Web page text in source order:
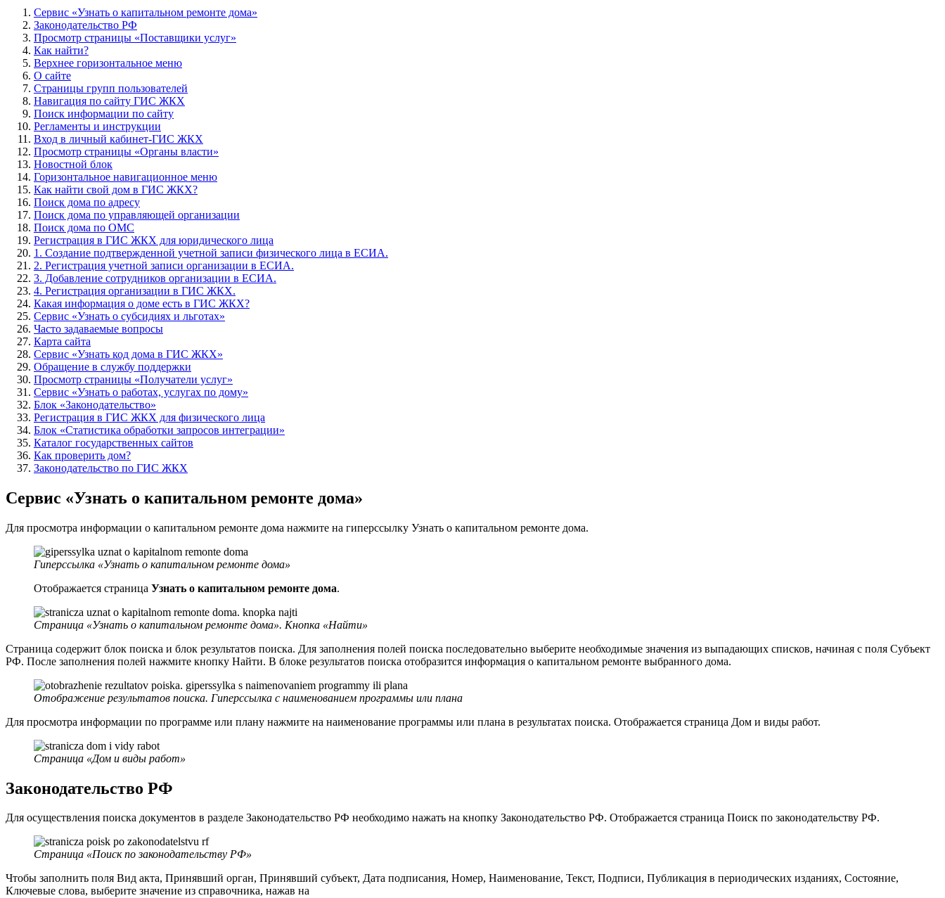
Сервис «Узнать о капитальном ремонте дома»
Законодательство РФ
Просмотр страницы «Поставщики услуг»
Как найти?
Верхнее горизонтальное меню
О сайте
Страницы групп пользователей
Навигация по сайту ГИС ЖКХ
Поиск информации по сайту
Регламенты и инструкции
Вход в личный кабинет-ГИС ЖКХ
Просмотр страницы «Органы власти»
Новостной блок
Горизонтальное навигационное меню
Как найти свой дом в ГИС ЖКХ?
Поиск дома по адресу
Поиск дома по управляющей организации
Поиск дома по ОМС
Регистрация в ГИС ЖКХ для юридического лица
1. Создание подтвержденной учетной записи физического лица в ЕСИА.
2. Регистрация учетной записи организации в ЕСИА.
3. Добавление сотрудников организации в ЕСИА.
4. Регистрация организации в ГИС ЖКХ.
Какая информация о доме есть в ГИС ЖКХ?
Сервис «Узнать о субсидиях и льготах»
Часто задаваемые вопросы
Карта сайта
Сервис «Узнать код дома в ГИС ЖКХ»
Обращение в службу поддержки
Просмотр страницы «Получатели услуг»
Сервис «Узнать о работах, услугах по дому»
Блок «Законодательство»
Регистрация в ГИС ЖКХ для физического лица
Блок «Статистика обработки запросов интеграции»
Каталог государственных сайтов
Как проверить дом?
Законодательство по ГИС ЖКХ
Сервис «Узнать о капитальном ремонте дома»
Для просмотра информации о капитальном ремонте дома нажмите на гиперссылку Узнать о капитальном ремонте дома.
Гиперссылка «Узнать о капитальном ремонте дома»
Отображается страница Узнать о капитальном ремонте дома.
Страница «Узнать о капитальном ремонте дома». Кнопка «Найти»
Страница содержит блок поиска и блок результатов поиска. Для заполнения полей поиска последовательно выберите необходимые значения из выпадающих списков, начиная с поля Субъект
РФ. После заполнения полей нажмите кнопку Найти. В блоке результатов поиска отобразится информация о капитальном ремонте выбранного дома.
Отображение результатов поиска. Гиперссылка с наименованием программы или плана
Для просмотра информации по программе или плану нажмите на наименование программы или плана в результатах поиска. Отображается страница Дом и виды работ.
Страница «Дом и виды работ»
Законодательство РФ
Для осуществления поиска документов в разделе Законодательство РФ необходимо нажать на кнопку Законодательство РФ. Отображается страница Поиск по законодательству РФ.
Страница «Поиск по законодательству РФ»
Чтобы заполнить поля Вид акта, Принявший орган, Принявший субъект, Дата подписания, Номер, Наименование, Текст, Подписи, Публикация в периодических изданиях, Состояние,
Ключевые слова, выберите значение из справочника, нажав на